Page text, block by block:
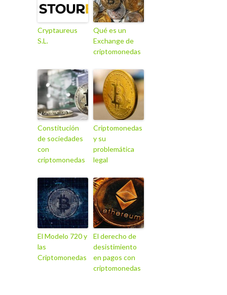
Cryptaureus
S.L.
Qué es un
Exchange de
criptomonedas
Constitución
de sociedades
con
criptomonedas
Criptomonedas
y su
problemática
legal
El Modelo 720 y
las
Criptomonedas
El derecho de
desistimiento
en pagos con
criptomonedas